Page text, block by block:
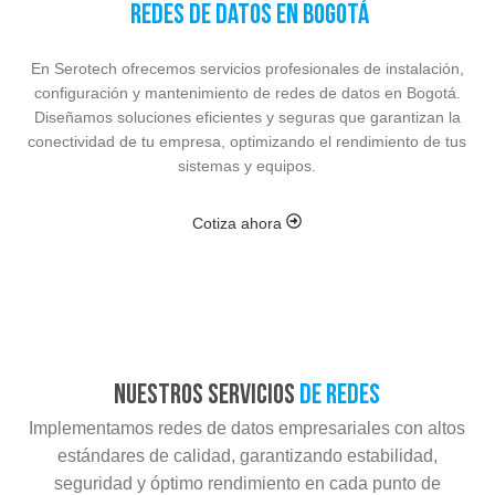
Redes de Datos en Bogotá
En Serotech ofrecemos servicios profesionales de instalación,
configuración y mantenimiento de redes de datos en Bogotá.
Diseñamos soluciones eficientes y seguras que garantizan la
conectividad de tu empresa, optimizando el rendimiento de tus
sistemas y equipos.
Cotiza ahora
nuestros servicios de redes
Implementamos redes de datos empresariales con altos
estándares de calidad, garantizando estabilidad,
seguridad y óptimo rendimiento en cada punto de